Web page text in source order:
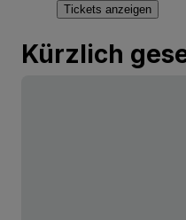
Tickets anzeigen
Kürzlich